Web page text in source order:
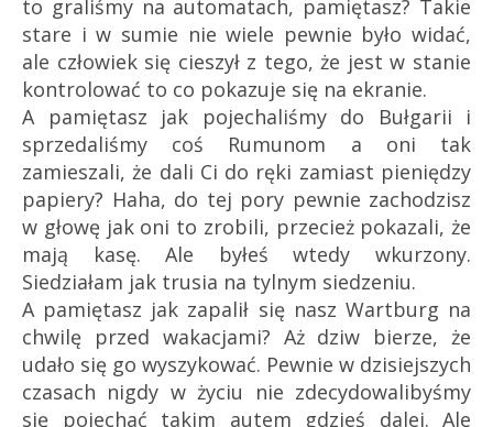
to graliśmy na automatach, pamiętasz? Takie
stare i w sumie nie wiele pewnie było widać,
ale człowiek się cieszył z tego, że jest w stanie
kontrolować to co pokazuje się na ekranie.
A pamiętasz jak pojechaliśmy do Bułgarii i
sprzedaliśmy coś Rumunom a oni tak
zamieszali, że dali Ci do ręki zamiast pieniędzy
papiery? Haha, do tej pory pewnie zachodzisz
w głowę jak oni to zrobili, przecież pokazali, że
mają kasę. Ale byłeś wtedy wkurzony.
Siedziałam jak trusia na tylnym siedzeniu.
A pamiętasz jak zapalił się nasz Wartburg na
chwilę przed wakacjami? Aż dziw bierze, że
udało się go wyszykować. Pewnie w dzisiejszych
czasach nigdy w życiu nie zdecydowalibyśmy
się pojechać takim autem gdzieś dalej. Ale